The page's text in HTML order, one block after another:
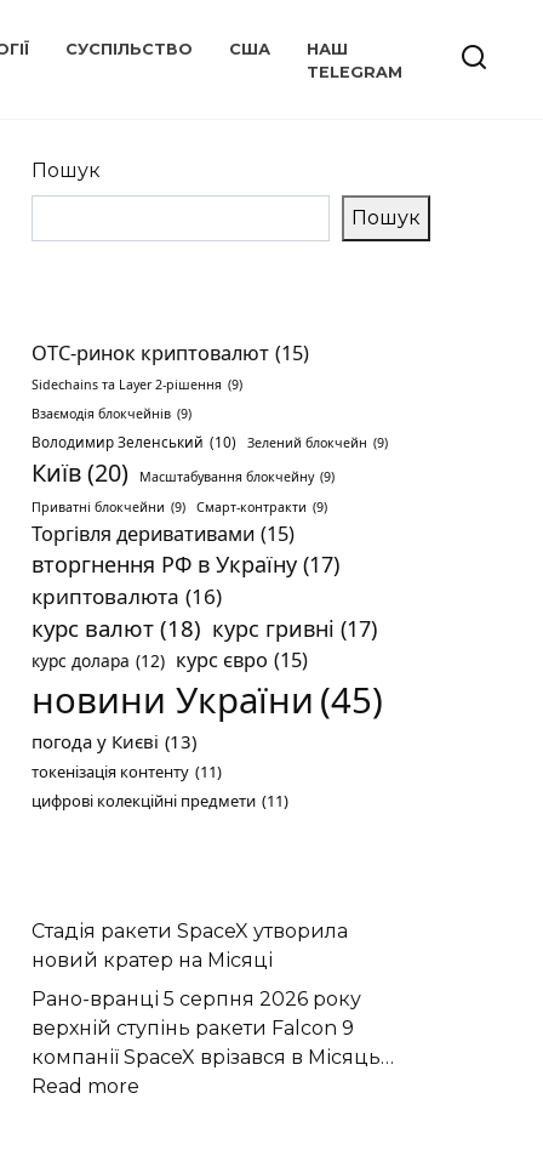
СУСПІЛЬСТВО США
НАШ
TELEGRAM
Пошук
Пошук
OTC-ринок криптовалют (15)
Sidechains та Layer 2-рішення (9)
Взаємодія блокчейнів (9)
Володимир Зеленський (10) Зелений блокчейн (9)
Київ(20) Масштабування блокчейну (9)
Приватні блокчейни (9) Смарт-контракти (9)
Торгівля деривативами (15)
вторгнення РФ в Україну (17)
криптовалюта (16)
курс валют (18) курс гривні (17)
курс долара (12) курс євро (15)
новини України (45)
погода у Києві (13)
токенізація контенту (11)
цифрові колекційні предмети (11)
Стадія ракети SpaceX утворила
новий кратер на Місяці
Рано-вранці 5 серпня 2026 року
верхній ступінь ракети Falcon 9
компанії SpaceX врізався в Місяць…
Read more